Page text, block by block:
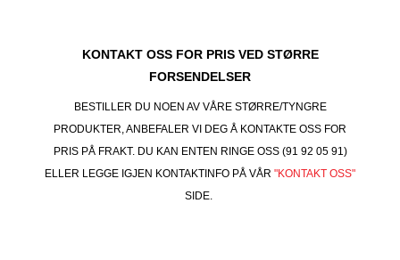
KONTAKT OSS FOR PRIS VED STØRRE
FORSENDELSER
BESTILLER DU NOEN AV VÅRE STØRRE/TYNGRE
PRODUKTER, ANBEFALER VI DEG Å KONTAKTE OSS FOR
PRIS PÅ FRAKT. DU KAN ENTEN RINGE OSS (91 92 05 91)
ELLER LEGGE IGJEN KONTAKTINFO PÅ VÅR "KONTAKT OSS"
SIDE.